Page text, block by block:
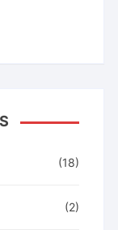
(18)
(2)